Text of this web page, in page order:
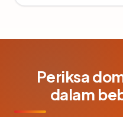
Periksa
dalam